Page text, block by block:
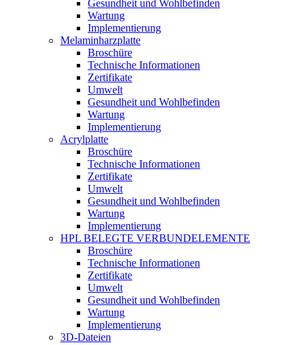
Gesundheit und Wohlbefinden
Wartung
Implementierung
Melaminharzplatte
Broschüre
Technische Informationen
Zertifikate
Umwelt
Gesundheit und Wohlbefinden
Wartung
Implementierung
Acrylplatte
Broschüre
Technische Informationen
Zertifikate
Umwelt
Gesundheit und Wohlbefinden
Wartung
Implementierung
HPL BELEGTE VERBUNDELEMENTE
Broschüre
Technische Informationen
Zertifikate
Umwelt
Gesundheit und Wohlbefinden
Wartung
Implementierung
3D-Dateien